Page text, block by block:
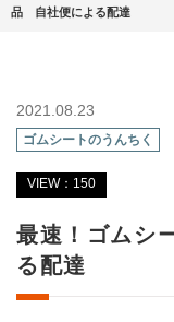
品 自社便による配達
2021.08.23
ゴムシートのうんちく
VIEW：150
最速！ゴムシ
る配達